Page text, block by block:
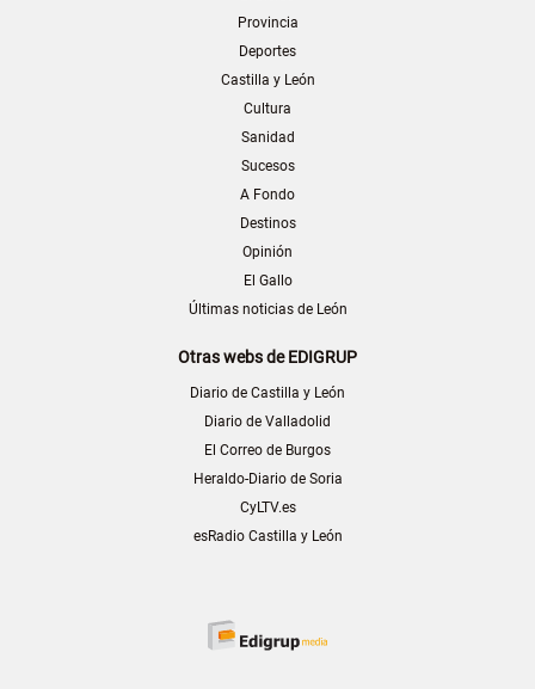
Provincia
Deportes
Castilla y León
Cultura
Sanidad
Sucesos
A Fondo
Destinos
Opinión
El Gallo
Últimas noticias de León
Otras webs de EDIGRUP
Diario de Castilla y León
Diario de Valladolid
El Correo de Burgos
Heraldo-Diario de Soria
CyLTV.es
esRadio Castilla y León